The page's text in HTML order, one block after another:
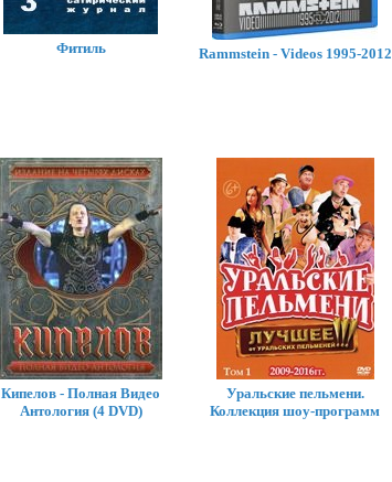
Фитиль Rammstein - Videos 1995-2012
Кипелов - Полная Видео
Антология (4 DVD)
Уральские пельмени.
Коллекция шоу-программ